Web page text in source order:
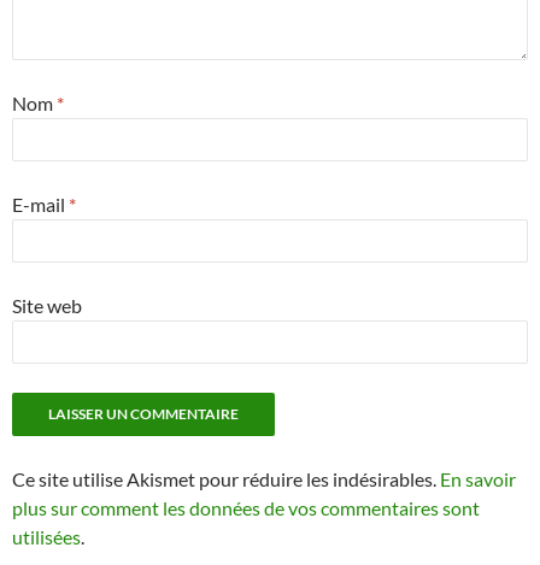
Nom *
E-mail *
Site web
Ce site utilise Akismet pour réduire les indésirables. En savoir
plus sur comment les données de vos commentaires sont
utilisées